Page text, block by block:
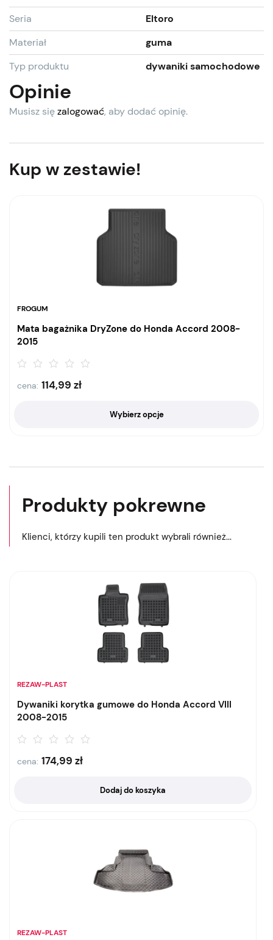
Seria
Eltoro
Materiał
guma
Typ produktu
dywaniki samochodowe
Opinie
Musisz sięzalogować, aby dodać opinię.
Kup w zestawie!
FROGUM
Mata bagażnika DryZone do Honda Accord 2008-
2015
cena: 114,99 zł
Wybierz opcje
Produkty pokrewne
Klienci, którzy kupili ten produkt wybrali również...
REZAW-PLAST
Dywaniki korytka gumowe do Honda Accord VIII
2008-2015
cena: 174,99 zł
Dodaj do koszyka
REZAW-PLAST